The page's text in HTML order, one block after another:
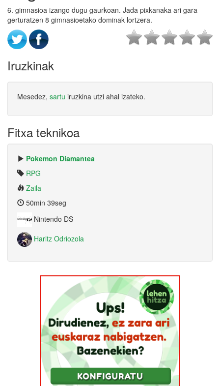
6. gimnasioa izango dugu gaurkoan. Jada pixkanaka ari gara
gerturatzen 8 gimnasioetako dominak lortzera.
Iruzkinak
Mesedez, sartu iruzkina utzi ahal izateko.
Fitxa teknikoa
Pokemon Diamantea
RPG
Zaila
50min 39seg
Nintendo DS
Haritz Odriozola